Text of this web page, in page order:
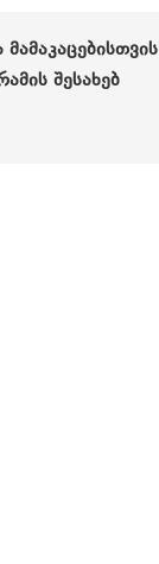
ᲨᲔᲡᲐᲮᲔᲑ